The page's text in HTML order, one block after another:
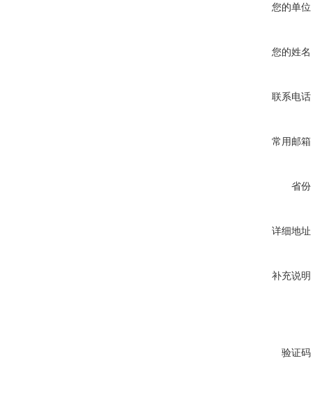
您的单位
您的姓名
联系电话
常用邮箱
省份
详细地址
补充说明
验证码